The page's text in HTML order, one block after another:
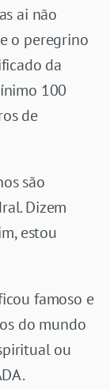
ai não
o peregrino
da
100
de
são
Dizem
estou
famoso e
do mundo
ou